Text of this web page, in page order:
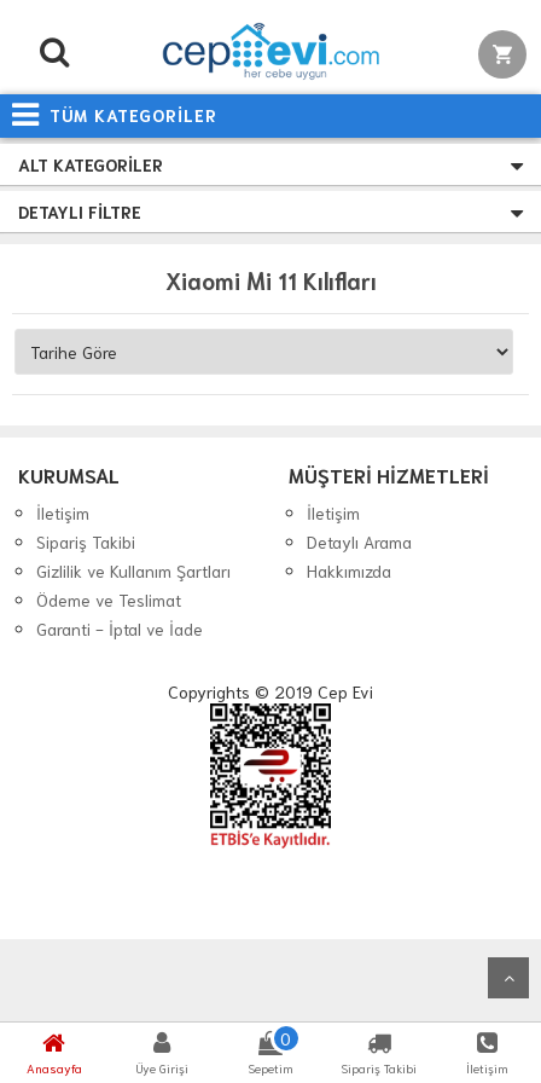
TÜM KATEGORİLER
Anasayfa Üye Girişi
0
Sepetim Sipariş Takibi İletişim
ALT KATEGORILER
DETAYLI FILTRE
Xiaomi Mi 11 Kılıfları
KURUMSAL
İletişim
Sipariş Takibi
Gizlilik ve Kullanım Şartları
Ödeme ve Teslimat
Garanti - İptal ve İade
MÜŞTERİ HİZMETLERİ
İletişim
Detaylı Arama
Hakkımızda
Copyrights © 2019 Cep Evi